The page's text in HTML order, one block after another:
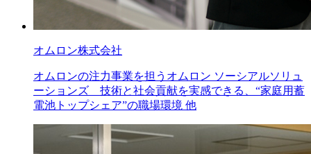
オムロン株式会社
オムロンの注力事業を担うオムロン ソーシアルソリュ
ーションズ 技術と社会貢献を実感できる、“家庭用蓄
電池トップシェア”の職場環境 他